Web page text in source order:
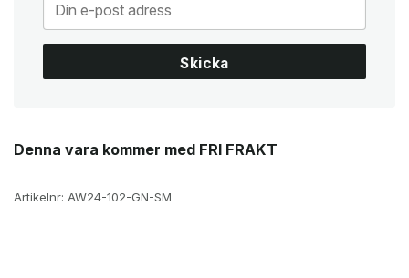
Skicka
Denna vara kommer med FRI FRAKT
Artikelnr: AW24-102-GN-SM